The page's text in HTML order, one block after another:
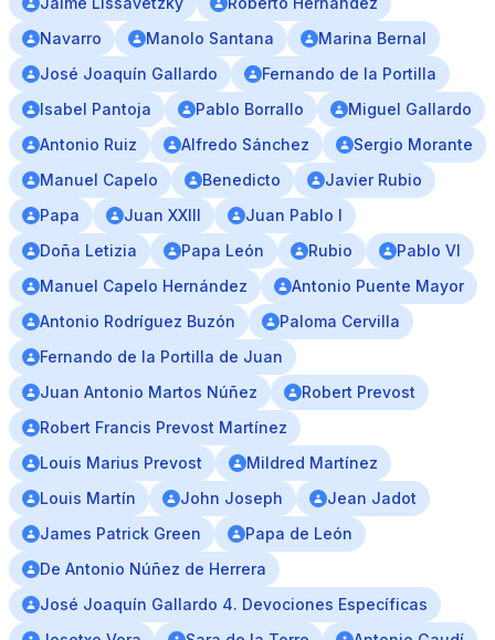
Navarro
Manolo Santana
Marina Bernal
José Joaquín Gallardo
Fernando de la Portilla
Isabel Pantoja
Pablo Borrallo
Miguel Gallardo
Antonio Ruiz
Alfredo Sánchez
Sergio Morante
Manuel Capelo
Benedicto
Javier Rubio
Papa
Juan XXIII
Juan Pablo I
Doña Letizia
Papa León Rubio
Pablo VI
Manuel Capelo Hernández
Antonio Puente Mayor
Antonio Rodríguez Buzón
Paloma Cervilla
Fernando de la Portilla de Juan
Juan Antonio Martos Núñez
Robert Prevost
Robert Francis Prevost Martínez
Louis Marius Prevost
Mildred Martínez
Louis Martín
John Joseph
Jean Jadot
James Patrick Green
Papa de León
De Antonio Núñez de Herrera
José Joaquín Gallardo 4. Devociones Específicas